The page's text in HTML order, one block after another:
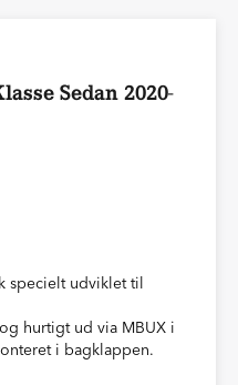
Sedan 2020-
specielt udviklet til
hurtigt ud via MBUX i
i bagklappen.